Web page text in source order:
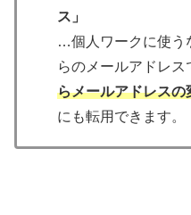
ス」
…個人ワークに使う
らのメールアドレ
らメールアドレスの
にも転用できます。